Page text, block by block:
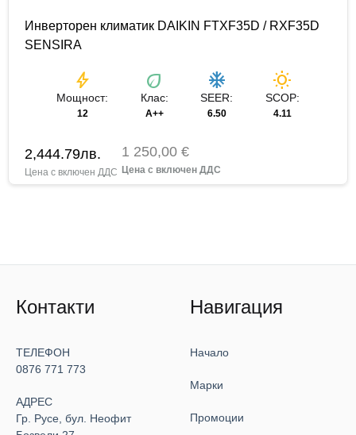
Инверторен климатик DAIKIN FTXF35D / RXF35D
SENSIRA
bolt
Мощност:
12
eco
Клас:
A++
ac_unit
SEER:
6.50
wb_sunny
SCOP:
4.11
2,444.79лв. 1 250,00 €
Контакти
ТЕЛЕФОН
0876 771 773
АДРЕС
Гр. Русе, бул. Неофит
Навигация
Начало
Марки
Промоции